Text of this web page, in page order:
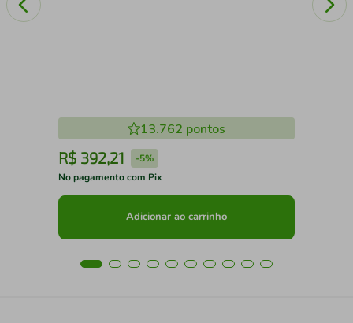
13.762 pontos
R$ 392,21 -5%
No pagamento com Pix
Adicionar ao carrinho